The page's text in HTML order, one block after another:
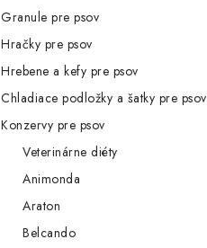
Granule pre psov
Hračky pre psov
Hrebene a kefy pre psov
Chladiace podložky a šatky pre psov
Konzervy pre psov
Veterinárne diéty
Animonda
Araton
Belcando